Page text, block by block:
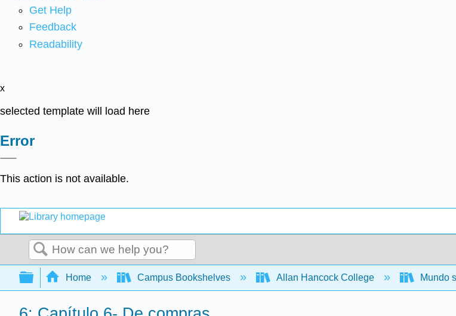
Get Help
Feedback
Readability
x
selected template will load here
Error
This action is not available.
Search
Expand/collapse global hierarchy
Home Campus Bookshelves Allan Hancock College Mundo